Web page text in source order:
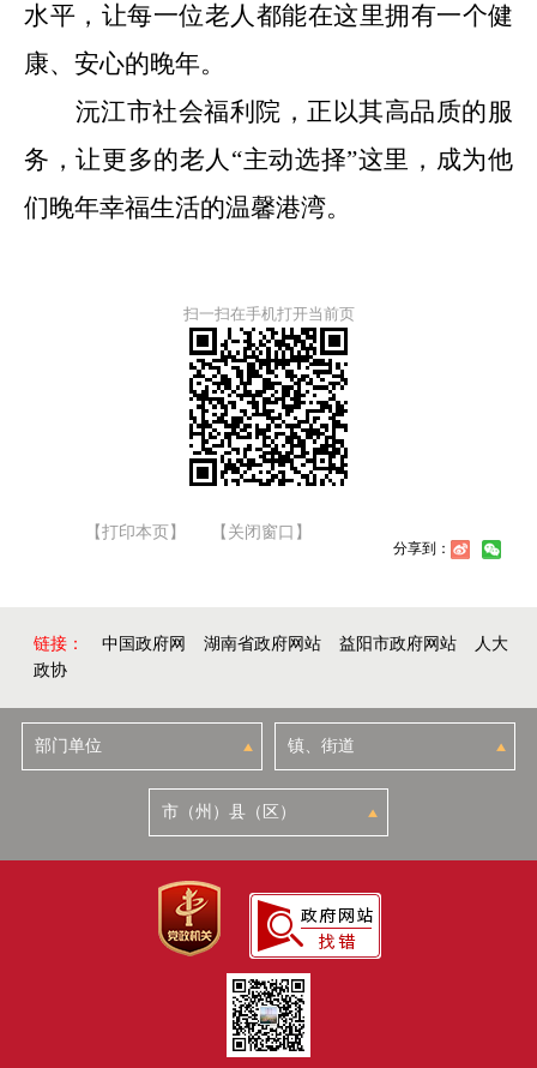
水平，让每一位老人都能在这里拥有一个健
康、安心的晚年。
沅江市社会福利院，正以其高品质的服
务，让更多的老人 “主动选择”这里，成为他
们晚年幸福生活的温馨港湾。
扫一扫在手机打开当前页
【打印本页】 【关闭窗口】
分享到：
链接： 中国政府网 湖南省政府网站 益阳市政府网站
人大
政协